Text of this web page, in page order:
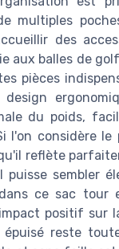
multiples
des
aux balles de
pièces
du poids,
l'on considère le
reflète
puisse sembler
dans ce sac tour
positif sur
reste